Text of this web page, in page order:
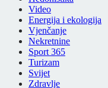
Video
Energija i ekologija
Vjenčanje
Nekretnine
Sport 365
Turizam
Svijet
Zdravlje